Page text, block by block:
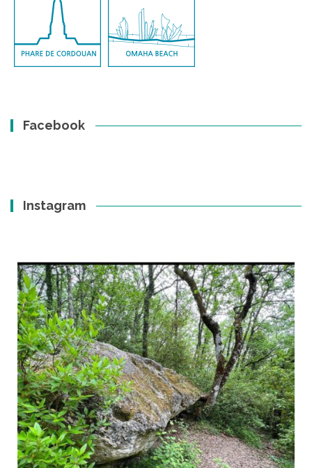
Facebook
Instagram